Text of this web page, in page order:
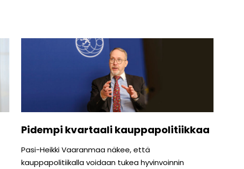
Pidempi kvartaali kauppapolitiikkaa
Pasi-Heikki Vaaranmaa näkee, että
kauppapolitiikalla voidaan tukea hyvinvoinnin